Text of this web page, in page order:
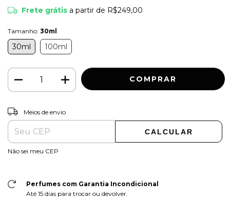
Frete grátis a partir de R$249,00
Tamanho: 30ml
30ml 100ml
Entregas para o CEP:
Meios de envio
CALCULAR
Não sei meu CEP
Perfumes com Garantia Incondicional
Até 15 dias para trocar ou devolver.